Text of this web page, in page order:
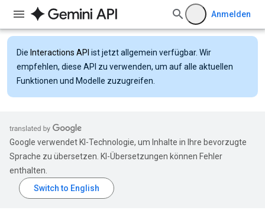
Anmelden
Die Interactions API ist jetzt allgemein verfügbar. Wir
empfehlen, diese API zu verwenden, um auf alle aktuellen
Funktionen und Modelle zuzugreifen.
Google verwendet KI-Technologie, um Inhalte in Ihre bevorzugte
Sprache zu übersetzen. KI-Übersetzungen können Fehler
enthalten.